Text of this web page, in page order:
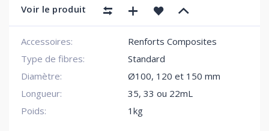
Voir le produit
Accessoires:
Renforts Composites
Type de fibres:
Standard
Diamètre:
Ø100, 120 et 150 mm
Longueur:
35, 33 ou 22mL
Poids:
1kg